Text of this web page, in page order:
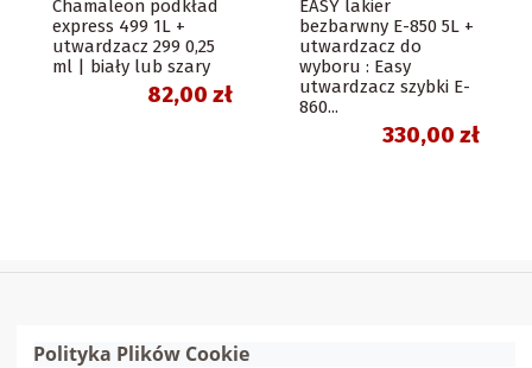
Chamaleon podkład
express 499 1L +
utwardzacz 299 0,25
ml | biały lub szary
82,00 zł
EASY lakier
bezbarwny E-850 5L +
utwardzacz do
wyboru : Easy
utwardzacz szybki E-
860...
330,00 zł
Polityka Plików Cookie